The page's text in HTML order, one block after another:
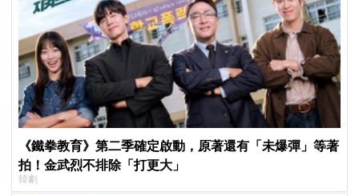
《鐵拳教育》第二季確定啟動，原著還有「未爆彈」等著
拍！金武烈不排除「打更大」
韓劇